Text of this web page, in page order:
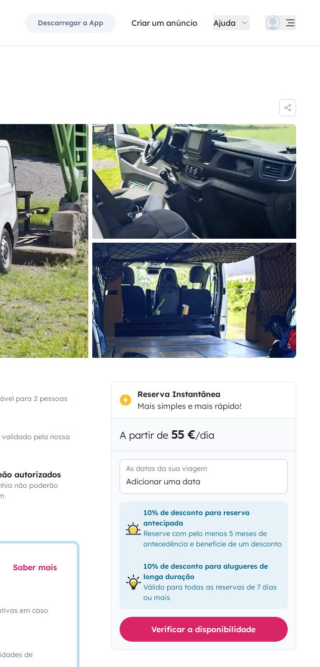
Descarregar a App Criar um anúncio Ajuda
para 2 pessoas
pela nossa
autorizados
não poderão
Saber mais
em caso
de
Reserva Instantânea
Mais simples e mais rápido!
A partir de 55 €/dia
As datas da sua viagem
Adicionar uma data
10% de desconto para reserva
antecipada
Reserve com pelo menos 5 meses de
antecedência e beneficie de um desconto
10% de desconto para alugueres de
longa duração
Válido para todas as reservas de 7 dias
ou mais
Verificar a disponibilidade